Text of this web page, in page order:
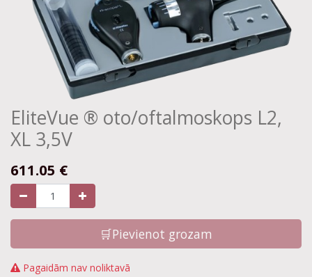
EliteVue ® oto/oftalmoskops L2,
XL 3,5V
611.05 €
🛒Pievienot grozam
Pagaidām nav noliktavā